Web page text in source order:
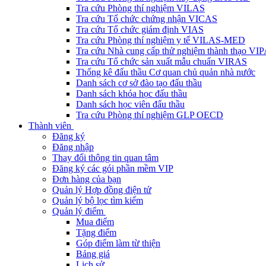
Tra cứu Phòng thí nghiệm VILAS
Tra cứu Tổ chức chứng nhận VICAS
Tra cứu Tổ chức giám định VIAS
Tra cứu Phòng thí nghiệm y tế VILAS-MED
Tra cứu Nhà cung cấp thử nghiệm thành thạo
Tra cứu Tổ chức sản xuất mẫu chuẩn VIRAS
Thống kê đấu thầu Cơ quan chủ quản nhà nước
Danh sách cơ sở đào tạo đấu thầu
Danh sách khóa học đấu thầu
Danh sách học viên đấu thầu
Tra cứu Phòng thí nghiệm GLP OECD
Thành viên
Đăng ký
Đăng nhập
Thay đổi thông tin quan tâm
Đăng ký các gói phần mềm VIP
Đơn hàng của bạn
Quản lý Hợp đồng điện tử
Quản lý bộ lọc tìm kiếm
Quản lý điểm
Mua điểm
Tặng điểm
Góp điểm làm từ thiện
Bảng giá